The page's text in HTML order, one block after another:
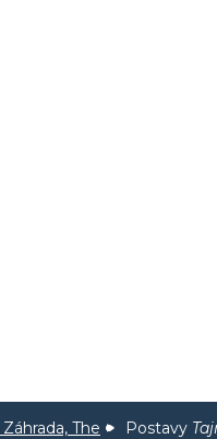
The Postavy